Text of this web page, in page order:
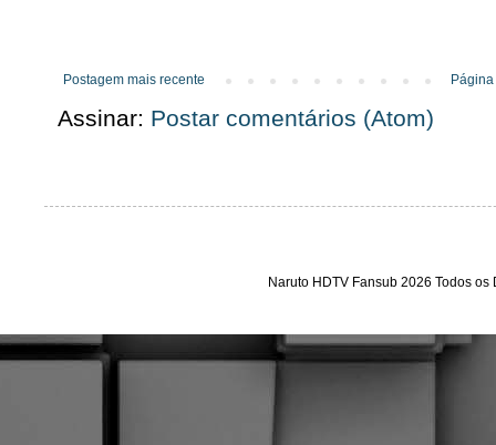
Postagem mais recente
Assinar: Postar comentários (Atom)
Naruto HDTV Fansub 2026 Todos